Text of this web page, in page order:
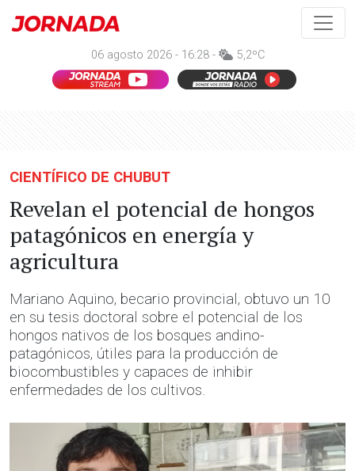
06 agosto 2026 - 16:28 - 5,2ºC
CIENTÍFICO DE CHUBUT
Revelan el potencial de hongos
patagónicos en energía y
agricultura
Mariano Aquino, becario provincial, obtuvo un 10
en su tesis doctoral sobre el potencial de los
hongos nativos de los bosques andino-
patagónicos, útiles para la producción de
biocombustibles y capaces de inhibir
enfermedades de los cultivos.